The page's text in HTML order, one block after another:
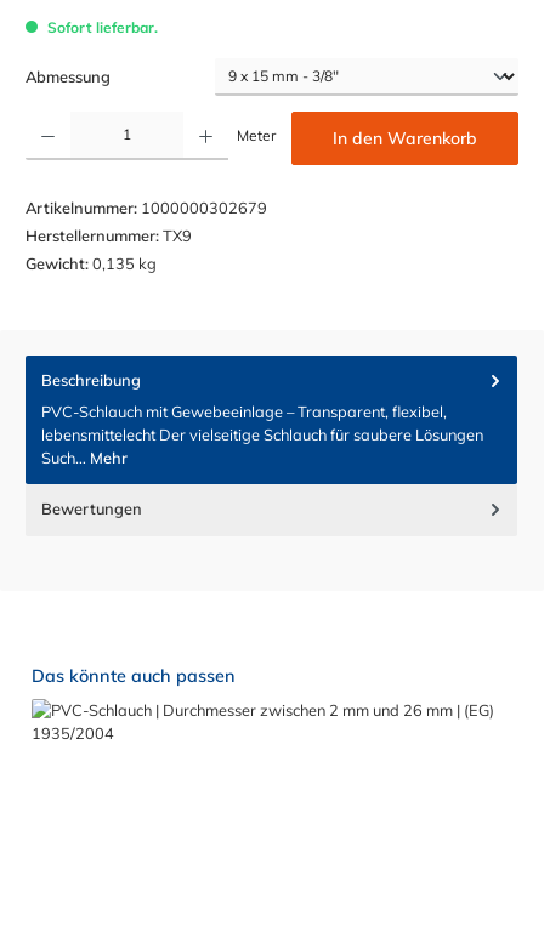
Sofort lieferbar.
Abmessung
Produkt Anzahl: Gib den gewünschten Wert ein oder benutze die Schaltflächen um die Anzahl
Meter In den Warenkorb
Artikelnummer: 1000000302679
Herstellernummer:TX9
Gewicht:0,135 kg
Beschreibung
PVC-Schlauch mit Gewebeeinlage – Transparent, flexibel,
lebensmittelecht Der vielseitige Schlauch für saubere Lösungen
Such… Mehr
Bewertungen
Produktgalerie überspringen
Das könnte auch passen